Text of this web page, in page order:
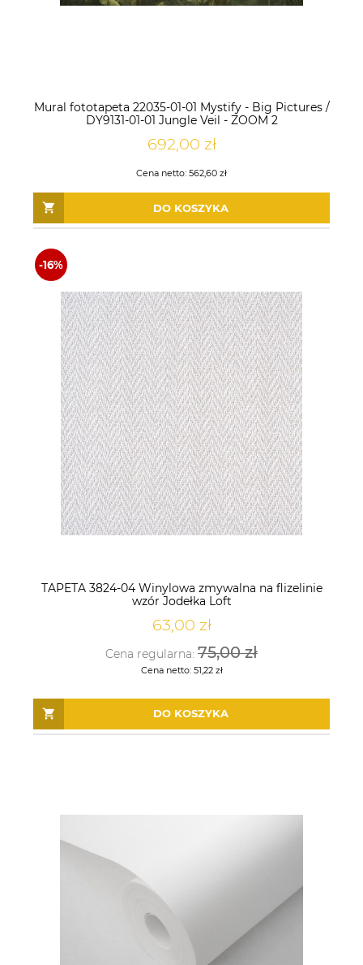
Mural fototapeta 22035-01-01 Mystify - Big Pictures /
DY9131-01-01 Jungle Veil - ZOOM 2
692,00 zł
Cena netto: 562,60 zł
DO KOSZYKA
TAPETA 3824-04 Winylowa zmywalna na flizelinie
wzór Jodełka Loft
63,00 zł
Cena regularna: 75,00 zł
Cena netto: 51,22 zł
DO KOSZYKA